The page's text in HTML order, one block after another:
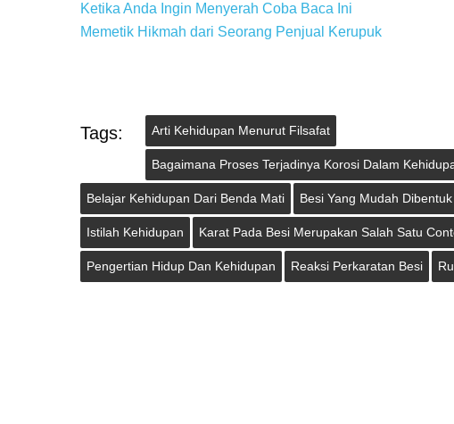
Ketika Anda Ingin Menyerah Coba Baca Ini
Memetik Hikmah dari Seorang Penjual Kerupuk
Tags: Arti Kehidupan Menurut Filsafat
Bagaimana Proses Terjadinya Korosi Dalam
Belajar Kehidupan Dari Benda Mati Besi Yang Mudah Dibentuk
Istilah Kehidupan Karat Pada Besi Merupakan Salah Satu
Pengertian Hidup Dan Kehidupan Reaksi Perkaratan Besi